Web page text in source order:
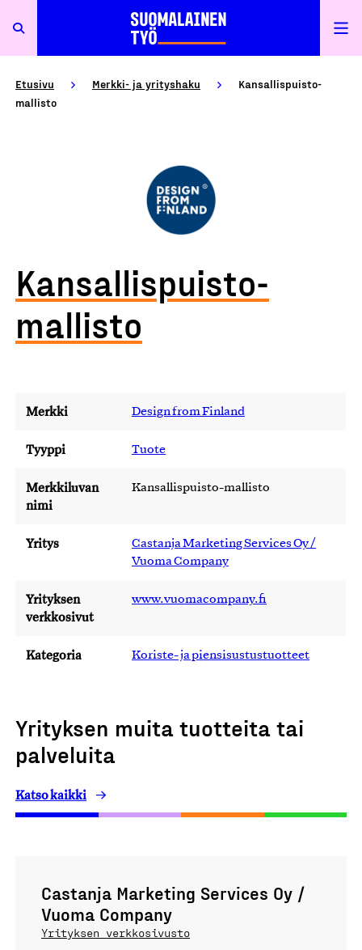
Etusivu Merkki- ja yrityshaku
Kansallispuisto-
mallisto
Kansallispuisto-
mallisto
Merkki Design from Finland
Tyyppi Tuote
Merkkiluvan
nimi
Kansallispuisto-mallisto
Yritys
Castanja Marketing Services Oy /
Vuoma Company
Yrityksen
verkkosivut
www.vuomacompany.fi
Kategoria Koriste- ja piensisustustuotteet
Yrityksen muita tuotteita tai
palveluita
Katso kaikki
Castanja Marketing Services Oy /
Vuoma Company
Yrityksen verkkosivusto